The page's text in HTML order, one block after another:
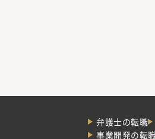
弁護士の転職
事業開発の転